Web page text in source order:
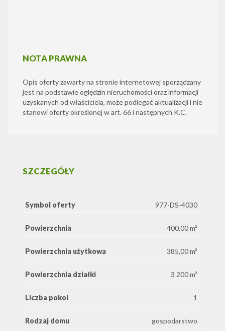
NOTA PRAWNA
Opis oferty zawarty na stronie internetowej sporządzany
jest na podstawie oględzin nieruchomości oraz informacji
uzyskanych od właściciela, może podlegać aktualizacji i nie
stanowi oferty określonej w art. 66 i następnych K.C.
SZCZEGÓŁY
Symbol oferty 977-DS-4030
Powierzchnia 400,00 m²
Powierzchnia użytkowa 385,00 m²
Powierzchnia działki 3 200 m²
Liczba pokoi 1
Rodzaj domu gospodarstwo